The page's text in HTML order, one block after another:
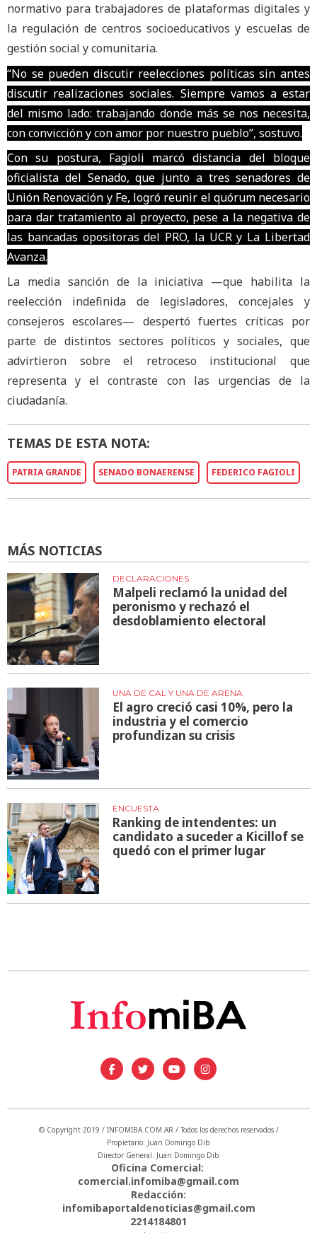
normativo para trabajadores de plataformas digitales y
la regulación de centros socioeducativos y escuelas de
gestión social y comunitaria.
“No se pueden discutir reelecciones políticas sin antes
discutir realizaciones sociales. Siempre vamos a estar
del mismo lado: trabajando donde más se nos necesita,
con convicción y con amor por nuestro pueblo”, sostuvo.
Con su postura, Fagioli marcó distancia del bloque
oficialista del Senado, que junto a tres senadores de
Unión Renovación y Fe, logró reunir el quórum necesario
para dar tratamiento al proyecto, pese a la negativa de
las bancadas opositoras del PRO, la UCR y La Libertad
Avanza.
La media sanción de la iniciativa —que habilita la
reelección indefinida de legisladores, concejales y
consejeros escolares— despertó fuertes críticas por
parte de distintos sectores políticos y sociales, que
advirtieron sobre el retroceso institucional que
representa y el contraste con las urgencias de la
ciudadanía.
TEMAS DE ESTA NOTA:
PATRIA GRANDE SENADO BONAERENSE FEDERICO FAGIOLI
MÁS NOTICIAS
DECLARACIONES
Malpeli reclamó la unidad del
peronismo y rechazó el
desdoblamiento electoral
UNA DE CAL Y UNA DE ARENA
El agro creció casi 10%, pero la
industria y el comercio
profundizan su crisis
ENCUESTA
Ranking de intendentes: un
candidato a suceder a Kicillof se
quedó con el primer lugar
© Copyright 2019 / INFOMIBA.COM.AR / Todos los derechos reservados /
Propietario: Juan Domingo Dib
Director General: Juan Domingo Dib
Oficina Comercial:
comercial.infomiba@gmail.com
Redacción:
infomibaportaldenoticias@gmail.com
2214184801